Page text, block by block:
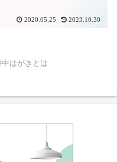
2020.05.25 2023.10.30
中はがきとは